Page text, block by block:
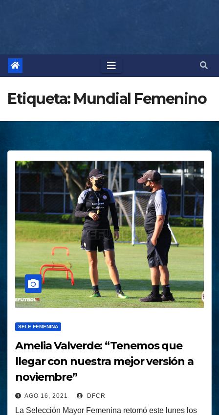
Etiqueta: Mundial Femenino
SELE FEMENINA
Amelia Valverde: “Tenemos que
llegar con nuestra mejor versión a
noviembre”
AGO 16, 2021 DFCR
La Selección Mayor Femenina retomó este lunes los